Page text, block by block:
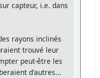
capteur, i.e. dans
rayons inclinés
trouvé leur
peut-être les
d'autres...